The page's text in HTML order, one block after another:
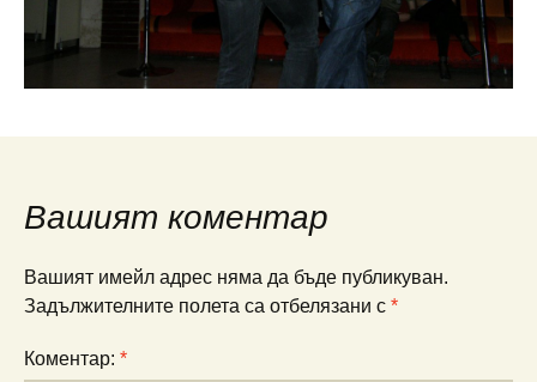
Вашият коментар
Вашият имейл адрес няма да бъде публикуван.
Задължителните полета са отбелязани с *
Коментар: *